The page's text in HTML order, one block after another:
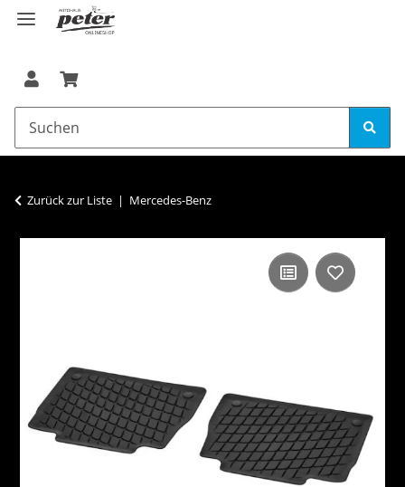
Zurück zur Liste Mercedes-Benz